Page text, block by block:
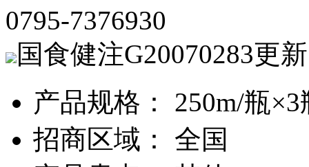
0795-7376930
国食健注G20070283更
产品规格： 250m/瓶×3
招商区域： 全国